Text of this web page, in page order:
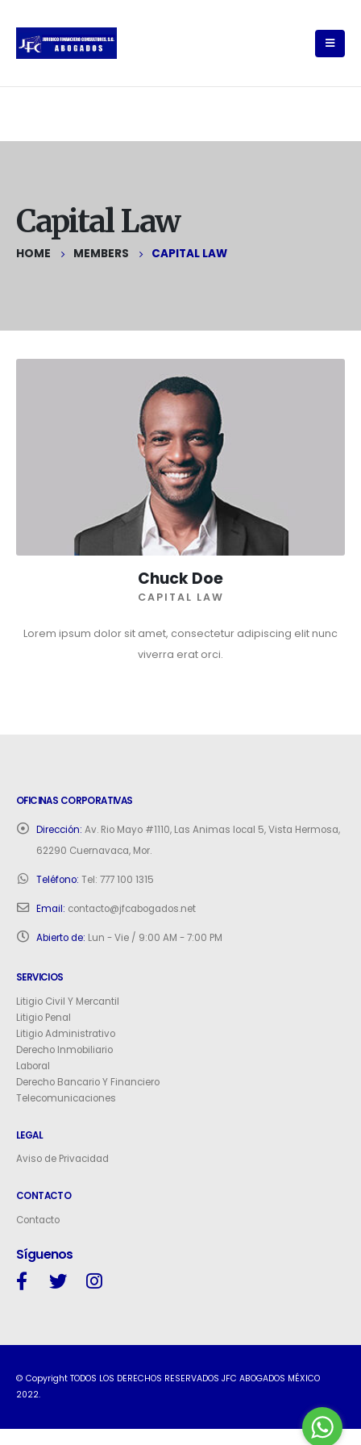
Capital Law
HOME MEMBERS CAPITAL LAW
Chuck Doe
CAPITAL LAW
Lorem ipsum dolor sit amet, consectetur adipiscing elit nunc
viverra erat orci.
OFICINAS CORPORATIVAS
Dirección: Av. Rio Mayo #1110, Las Animas local 5, Vista Hermosa,
62290 Cuernavaca, Mor.
Teléfono: Tel: 777 100 1315
Email: contacto@jfcabogados.net
Abierto de: Lun - Vie / 9:00 AM - 7:00 PM
SERVICIOS
Litigio Civil Y Mercantil
Litigio Penal
Litigio Administrativo
Derecho Inmobiliario
Laboral
Derecho Bancario Y Financiero
Telecomunicaciones
LEGAL
Aviso de Privacidad
CONTACTO
Contacto
Síguenos
© Copyright TODOS LOS DERECHOS RESERVADOS JFC ABOGADOS MÉXICO
2022.